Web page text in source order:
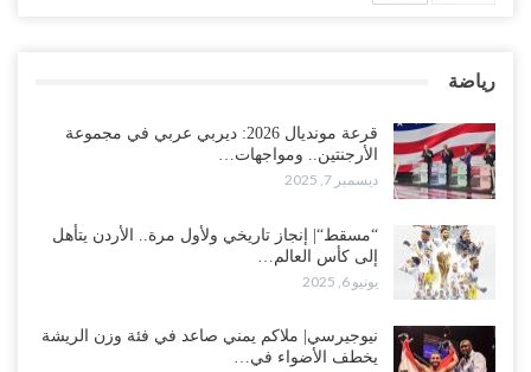
رياضة
قرعة مونديال 2026: ديربي عربي في مجموعة
الأرجنتين.. ومواجهات…
ديسمبر 7, 2025
“مسقط“| إنجاز تاريخي ولأول مرة.. الأردن يتأهل
إلى كأس العالم…
يونيو 6, 2025
نيوجيرسي| ملاكم يمني صاعد في فئة وزن الريشة
يخطف الأضواء في…